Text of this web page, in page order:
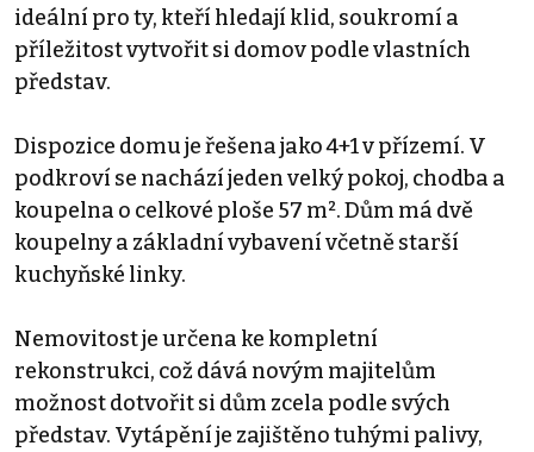
ideální pro ty, kteří hledají klid, soukromí a
příležitost vytvořit si domov podle vlastních
představ.
Dispozice domu je řešena jako 4+1 v přízemí. V
podkroví se nachází jeden velký pokoj, chodba a
koupelna o celkové ploše 57 m². Dům má dvě
koupelny a základní vybavení včetně starší
kuchyňské linky.
Nemovitost je určena ke kompletní
rekonstrukci, což dává novým majitelům
možnost dotvořit si dům zcela podle svých
představ. Vytápění je zajištěno tuhými palivy,